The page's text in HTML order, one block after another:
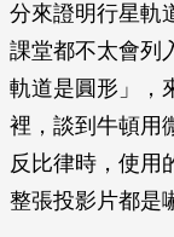
分來證明行星軌
課堂都不太會列
軌道是圓形」，
裡，談到牛頓用
反比律時，使用
整張投影片都是